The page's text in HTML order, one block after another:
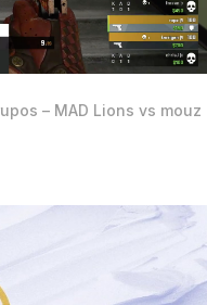
– MAD Lions vs mouz